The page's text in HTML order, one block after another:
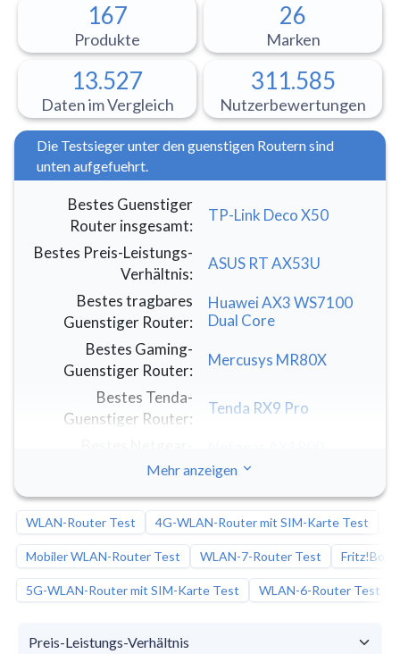
167
Produkte
26
Marken
13.527
Daten im Vergleich
311.585
Nutzerbewertungen
Die Testsieger unter den guenstigen Routern sind
unten aufgefuehrt.
Bestes Guenstiger
Router insgesamt:
TP-Link Deco X50
Bestes Preis-Leistungs-
Verhältnis:
ASUS RT AX53U
Bestes tragbares
Guenstiger Router:
Huawei AX3 WS7100
Dual Core
Bestes Gaming-
Guenstiger Router:
Mercusys MR80X
Bestes Tenda-
Guenstiger Router:
Tenda RX9 Pro
Guenstiger Router:
RAX10
Bestes Google-
Guenstiger Router:
Google Nest WiFi
Bestes Huawei-
Guenstiger Router:
Huawei WiFi BE3
Bestes Eero-Guenstiger
Amazon Eero 6 Plus
Mehr anzeigen
WLAN-Router Test 4G-WLAN-Router mit SIM-Karte Test
Mobiler WLAN-Router Test WLAN-7-Router Test
5G-WLAN-Router mit SIM-Karte Test WLAN-6-Router Test